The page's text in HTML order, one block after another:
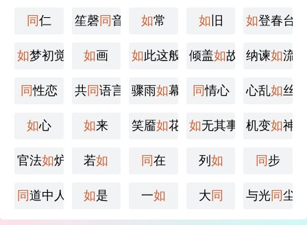
同 仁 笙磬同 音 如常 如 旧 如登春台
如梦初觉 如画 如此这般 倾盖如故 纳谏如流
同性恋 共同 语言 骤雨如幕 同情心 心乱如丝
如心 如来 笑靥如花 如无其事 机变如神
官法如炉 若如 同 在 列 如 同 步
同 道中人 如是 一如 大 同 与光 同尘